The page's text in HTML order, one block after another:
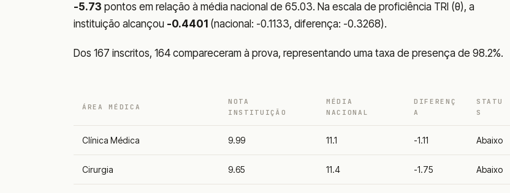
-5.73 pontos em relação à média nacional de 65.03. Na escala de proficiência TRI (θ), a
instituição alcançou -0.4401 (nacional: -0.1133, diferença: -0.3268).
Dos 167 inscritos, 164 compareceram à prova, representando uma taxa de presença de 98.2%.
ÁREA MÉDICA
NOTA
INSTITUIÇÃO
MÉDIA
NACIONAL
DIFERENÇ
A
STATU
S
Clínica Médica 9.99 11.1 -1.11 Abaixo
Cirurgia 9.65 11.4 -1.75 Abaixo